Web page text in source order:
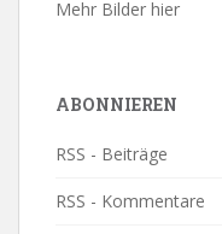
Mehr Bilder hier
ABONNIEREN
RSS - Beiträge
RSS - Kommentare